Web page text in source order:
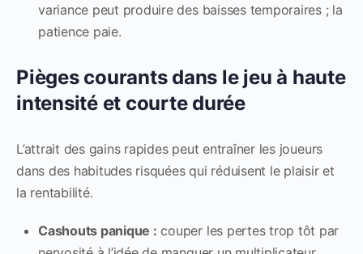
variance peut produire des baisses temporaires ; la
patience paie.
Pièges courants dans le jeu à haute
intensité et courte durée
L’attrait des gains rapides peut entraîner les joueurs
dans des habitudes risquées qui réduisent le plaisir et
la rentabilité.
Cashouts panique : couper les pertes trop tôt par